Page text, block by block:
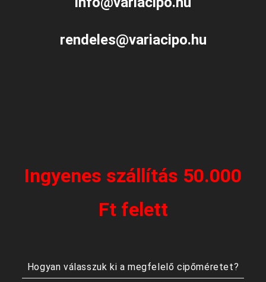
rendeles@variacipo.hu
Ingyenes szállítás 50.000
Ft felett
Hogyan válasszuk ki a megfelelő cipőméretet?